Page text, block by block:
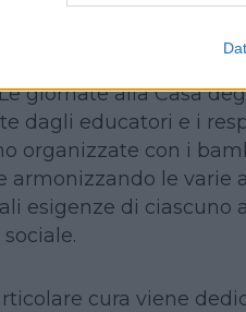
uno da tennis, uno di
per unihockey,
i cavalli per
giornate alla Casa
dagli educatori e i
organizzate con i
armonizzando le varie
esigenze di ciascuno
cura viene